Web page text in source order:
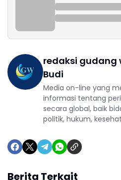
redaksi gudang
Budi
Media on-line yang
informasi tentang
secara global, baik
politik, hukum,
Berita Terkait